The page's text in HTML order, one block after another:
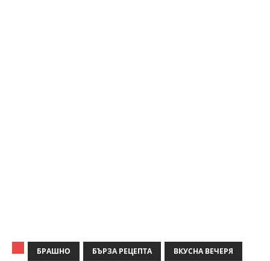
БРАШНО БЪРЗА РЕЦЕПТА ВКУСНА ВЕЧЕРЯ